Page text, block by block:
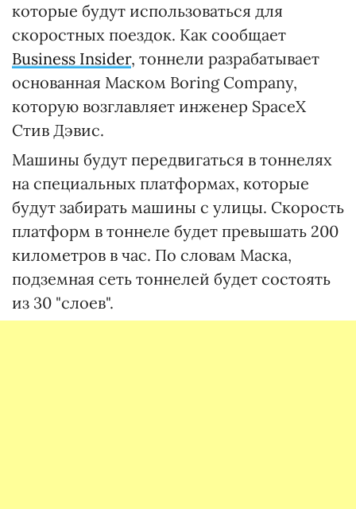
которые будут использоваться для
скоростных поездок. Как сообщает
Business Insider, тоннели разрабатывает
основанная Маском Boring Company,
которую возглавляет инженер SpaceX
Стив Дэвис.
Машины будут передвигаться в тоннелях
на специальных платформах, которые
будут забирать машины с улицы. Скорость
платформ в тоннеле будет превышать 200
километров в час. По словам Маска,
подземная сеть тоннелей будет состоять
из 30 "слоев".